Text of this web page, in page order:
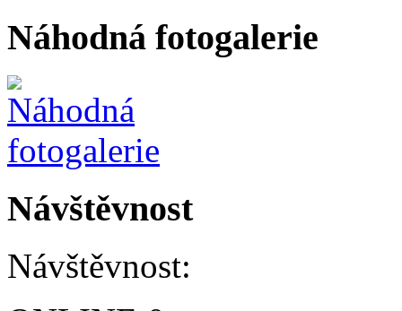
Náhodná fotogalerie
Návštěvnost
Návštěvnost: